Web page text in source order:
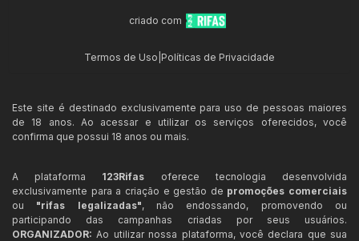
criado com
Termos de Uso Políticas de Privacidade
Este site é destinado exclusivamente para uso de pessoas maiores
de 18 anos. Ao acessar e utilizar os serviços oferecidos, você
confirma que possui 18 anos ou mais.
A plataforma 123Rifas oferece tecnologia desenvolvida
exclusivamente para a criação e gestão de promoções comerciais
ou "rifas legalizadas", não endossando, promovendo ou
participando das campanhas criadas por seus usuários.
ORGANIZADOR: Ao utilizar nossa plataforma, você declara que sua